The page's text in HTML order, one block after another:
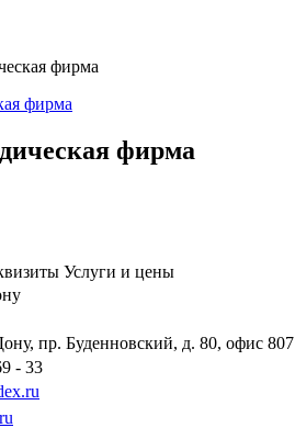
фирма
фирма
Услуги и цены
пр. Буденновский, д. 80, офис 807
- 33